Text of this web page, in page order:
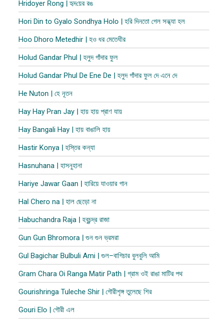
Hridoyer Rong | হৃদ​য়ের রঙ
Hori Din to Gyalo Sondhya Holo | হরি দিনতো গেল সন্ধ্যা হল
Hoo Dhoro Metedhir | হও ধর মেতেধীর
Holud Gandar Phul | হলুদ গাঁদার ফুল
Holud Gandar Phul De Ene De | হলুদ গাঁদার ফুল দে এনে দে
He Nuton | হে নূতন
Hay Hay Pran Jay | হায় হায় প্রাণ যায়
Hay Bangali Hay | হায় বাঙালি হায়
Hastir Konya | হস্তির কন্যা
Hasnuhana | হাসনুহানা
Hariye Jawar Gaan | হারিয়ে যাওয়ার গান
Hal Chero na | হাল ছেড়ো না
Habuchandra Raja | হবুচন্দ্র রাজা
Gun Gun Bhromora | গুন গুন ভ্রমরা
Gul Bagichar Bulbuli Ami | গুল–বাগিচার বুলবুলি আমি
Gram Chara Oi Ranga Matir Path | গ্রাম ওই রাঙা মাটির পথ
Gourishringa Tuleche Shir | গৌরীশৃঙ্গ তুলেছে শির
Gouri Elo | গৌরী এল